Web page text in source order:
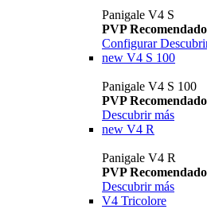
Panigale V4 S
PVP
Configurar
new V4 S 100
Panigale V4 S 100
PVP
Descubrir más
new V4 R
Panigale V4 R
PVP
Descubrir más
V4 Tricolore